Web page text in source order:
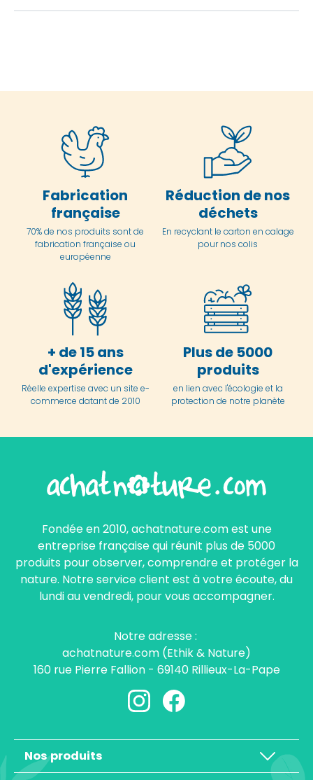
Fabrication
française
70% de nos produits sont de
fabrication française ou
européenne
Réduction de nos
déchets
En recyclant le carton en calage
pour nos colis
+ de 15 ans
d'expérience
Réelle expertise avec un site e-
commerce datant de 2010
Plus de 5000
produits
en lien avec l'écologie et la
protection de notre planète
Fondée en 2010, achatnature.com est une
entreprise française qui réunit plus de 5000
produits pour observer, comprendre et protéger la
nature. Notre service client est à votre écoute, du
lundi au vendredi, pour vous accompagner.
Notre adresse :
achatnature.com (Ethik & Nature)
160 rue Pierre Fallion - 69140 Rillieux-La-Pape
Nos produits